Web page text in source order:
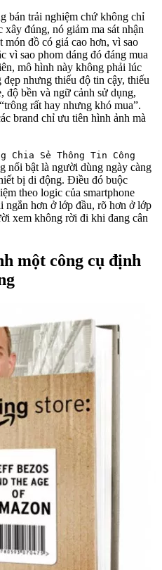
bán trải nghiệm chứ không chỉ
đúng, nó giảm ma sát nhận
đồ có giá cao hơn, vì sao
vì sao phom dáng đó đáng mua
mô hình này không phải lúc
nhưng thiếu độ tin cậy, thiếu
độ bền và ngữ cảnh sử dụng,
rất hay nhưng khó mua”.
brand chỉ ưu tiên hình ảnh mà
Chia Sẻ Thông Tin Công
nổi bật là người dùng ngày càng
bị di động. Điều đó buộc
theo logic của smartphone
ngắn hơn ở lớp đầu, rõ hơn ở lớp
xem không rời đi khi đang cân
một công cụ định